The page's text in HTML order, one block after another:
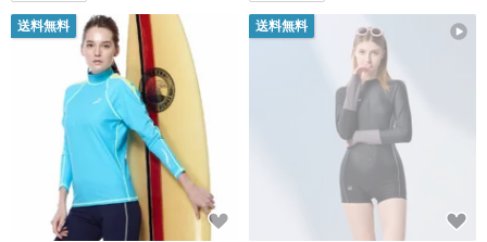
送料無料 送料無料